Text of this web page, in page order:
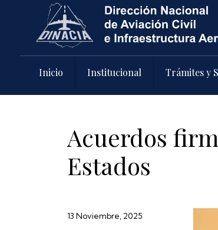
Pasar al contenido principal
Inicio Institucional Trámites y
Acuerdos
Estados
13 Noviembre, 2025